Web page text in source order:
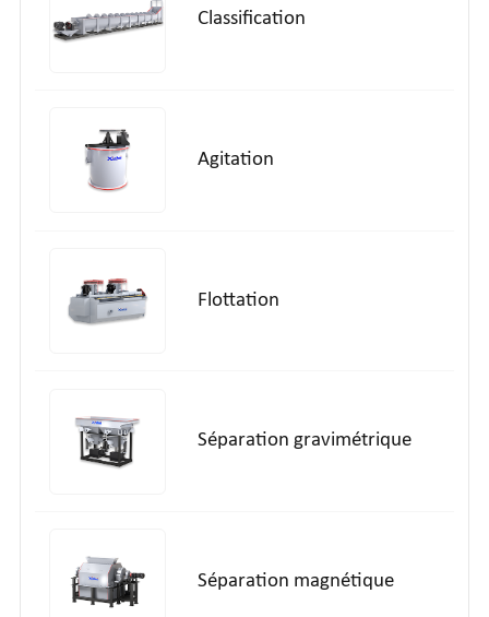
Classification
Agitation
Flottation
Séparation gravimétrique
Séparation magnétique